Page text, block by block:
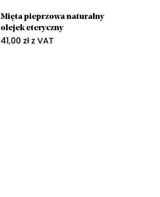
Mięta pieprzowa naturalny
olejek eteryczny
41,00 zł z VAT